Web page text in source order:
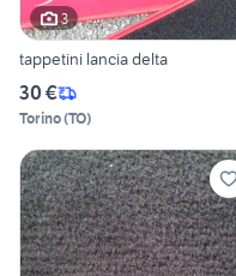
3
tappetini lancia delta
30 €
Torino(TO)